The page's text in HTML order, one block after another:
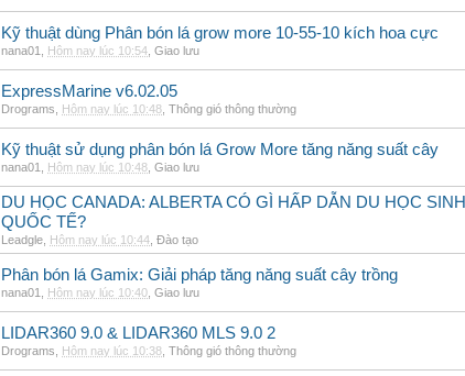
Kỹ thuật dùng Phân bón lá grow more 10-55-10 kích hoa cực
nana01 Hôm nay lúc 10:54 Giao lưu
ExpressMarine v6.02.05
Drograms Hôm nay lúc 10:48 Thông gió thông thường
Kỹ thuật sử dụng phân bón lá Grow More tăng năng suất cây
nana01 Hôm nay lúc 10:48 Giao lưu
DU HỌC CANADA: ALBERTA CÓ GÌ HẤP DẪN DU HỌC SINH
QUỐC TẾ?
Leadgle Hôm nay lúc 10:44 Đào tạo
Phân bón lá Gamix: Giải pháp tăng năng suất cây trồng
nana01 Hôm nay lúc 10:40 Giao lưu
LIDAR360 9.0 & LIDAR360 MLS 9.0 2
Drograms Hôm nay lúc 10:38 Thông gió thông thường